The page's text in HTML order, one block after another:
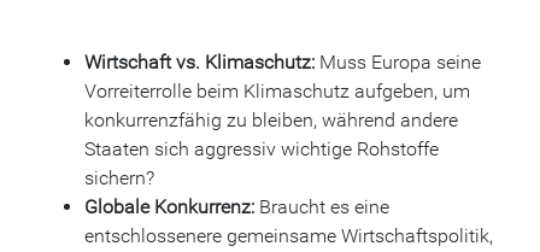
Wirtschaft vs. Klimaschutz: Muss Europa seine
Vorreiterrolle beim Klimaschutz aufgeben, um
konkurrenzfähig zu bleiben, während andere
Staaten sich aggressiv wichtige Rohstoffe
sichern?
Globale Konkurrenz: Braucht es eine
entschlossenere gemeinsame Wirtschaftspolitik,